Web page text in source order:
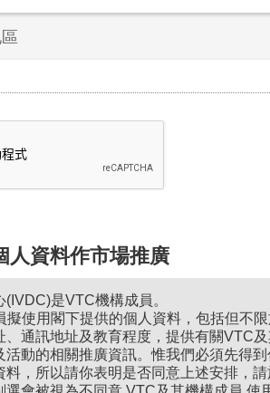
人資料作市場推廣
是VTC機構成員。
擬使用閣下提供的個人資料，包括但不
、通訊地址及教育程度，提供有關VTC
活動的相關推廣資訊。惟我們必須先得
料，所以請你表明是否同意上述安排，